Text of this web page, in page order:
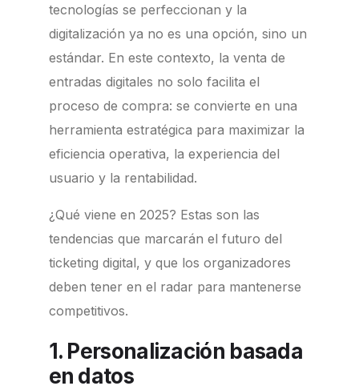
tecnologías se perfeccionan y la
digitalización ya no es una opción, sino un
estándar. En este contexto, la venta de
entradas digitales no solo facilita el
proceso de compra: se convierte en una
herramienta estratégica para maximizar la
eficiencia operativa, la experiencia del
usuario y la rentabilidad.
¿Qué viene en 2025? Estas son las
tendencias que marcarán el futuro del
ticketing digital, y que los organizadores
deben tener en el radar para mantenerse
competitivos.
1. Personalización basada
en datos